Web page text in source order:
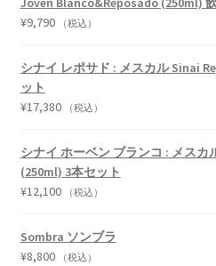
¥9,790 （税込）
シナイ レポサド : メスカル Sinai
ット
¥17,380 （税込）
シナイ ホーベン ブランコ : メスカ
(250ml) 3本セット
¥12,100 （税込）
Sombra ソンブラ
¥8,800 （税込）